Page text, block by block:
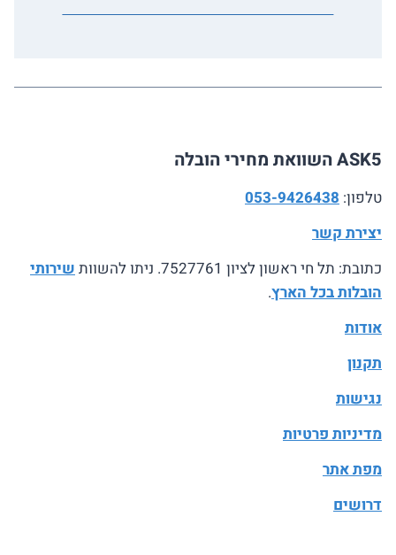
ASK5 השוואת מחירי הובלה
טלפון: 053-9426438
יצירת קשר
כתובת: תל חי ראשון לציון 7527761. ניתו להשוות
שירותי
הובלות בכל הארץ.
אודות
תקנון
נגישות
מדיניות פרטיות
מפת אתר
דרושים